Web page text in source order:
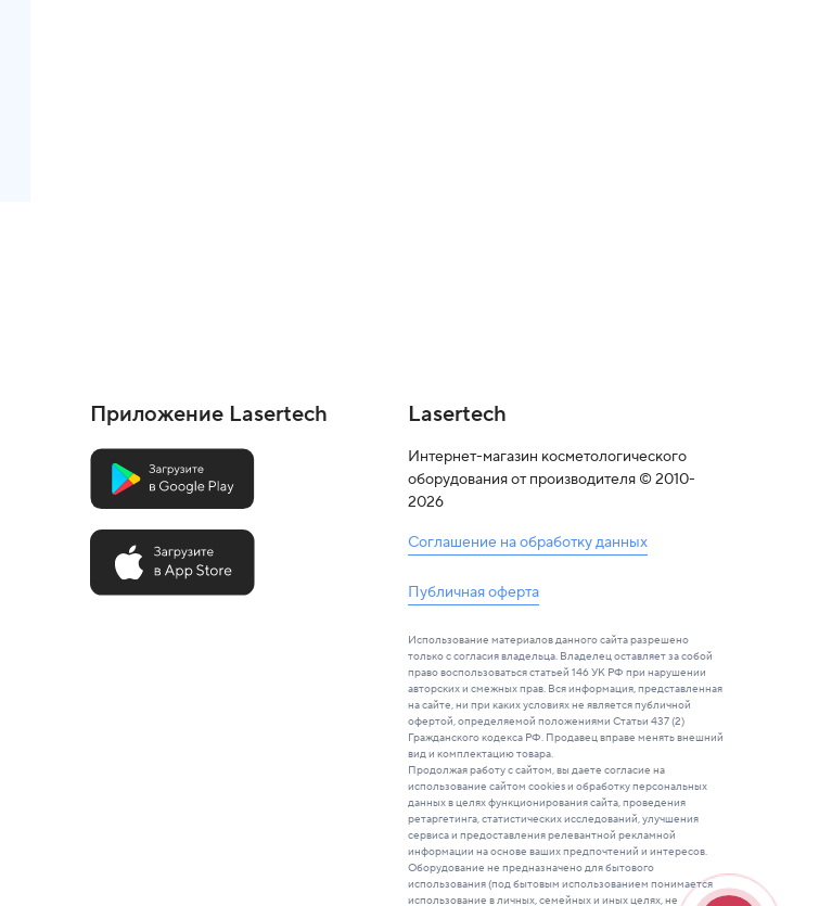
Приложение Lasertech Lasertech
Интернет-магазин косметологического
оборудования от производителя © 2010-
2026
Соглашение на обработку данных
Публичная оферта
Использование материалов данного сайта разрешено
только с согласия владельца. Владелец оставляет за собой
право воспользоваться статьей 146 УК РФ при нарушении
авторских и смежных прав. Вся информация, представленная
на сайте, ни при каких условиях не является публичной
офертой, определяемой положениями Статьи 437 (2)
Гражданского кодекса РФ. Продавец вправе менять внешний
вид и комплектацию товара.
Продолжая работу с сайтом, вы даете согласие на
использование сайтом cookies и обработку персональных
данных в целях функционирования сайта, проведения
ретаргетинга, статистических исследований, улучшения
сервиса и предоставления релевантной рекламной
информации на основе ваших предпочтений и интересов.
Оборудование не предназначено для бытового
использования (под бытовым использованием понимается
использование в личных, семейных и иных целях, не